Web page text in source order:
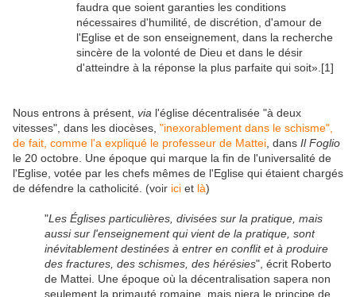
faudra que soient garanties les conditions
nécessaires d'humilité, de discrétion, d'amour de
l'Eglise et de son enseignement, dans la recherche
sincère de la volonté de Dieu et dans le désir
d'atteindre à la réponse la plus parfaite qui soit». [1]
Nous entrons à présent, via l'église décentralisée "à deux
vitesses", dans les diocèses, "inexorablement dans le schisme",
de fait, comme l'a expliqué le professeur de Mattei , dans Il Foglio
le 20 octobre. Une époque qui marque la fin de l'universalité de
l'Eglise, votée par les chefs mêmes de l'Eglise qui étaient chargés
de défendre la catholicité. (voir ici et là)
"Les Églises particulières, divisées sur la pratique, mais
aussi sur l'enseignement qui vient de la pratique, sont
inévitablement destinées à entrer en conflit et à produire
des fractures, des schismes, des hérésies", écrit Roberto
de Mattei. Une époque où la décentralisation sapera non
seulement la primauté romaine, mais niera le principe de